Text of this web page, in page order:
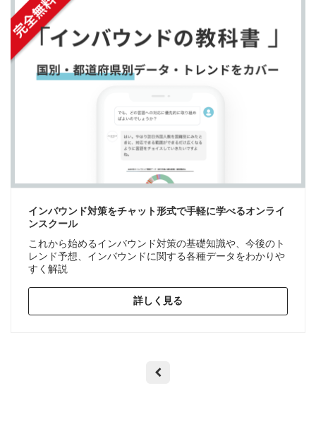
インバウンド対策をチャット形式で手軽に学べるオンライ
ンスクール
これから始めるインバウンド対策の基礎知識や、今後のト
レンド予想、インバウンドに関する各種データをわかりや
すく解説
詳しく見る